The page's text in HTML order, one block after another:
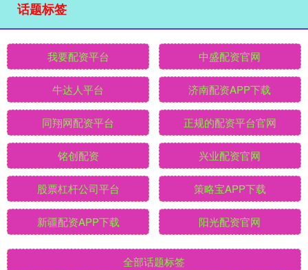
话题标签
我要配资平台 中盛配资官网
牛达人平台 济南配资APP下载
同翔网配资平台 正规的配资平台官网
铭创配资 兴业配资官网
股票杠杆公司平台 策略宝APP下载
新疆配资APP下载 阳光配资官网
全部话题标签